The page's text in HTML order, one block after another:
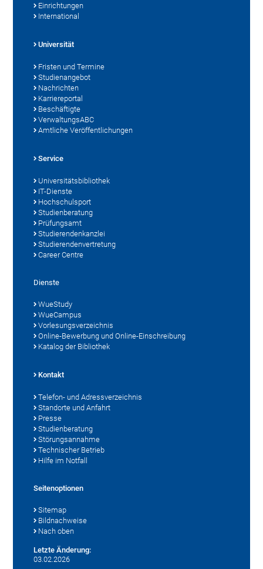
Einrichtungen
International
Universität
Fristen und Termine
Studienangebot
Nachrichten
Karriereportal
Beschäftigte
VerwaltungsABC
Amtliche Veröffentlichungen
Service
Universitätsbibliothek
IT-Dienste
Hochschulsport
Studienberatung
Prüfungsamt
Studierendenkanzlei
Studierendenvertretung
Career Centre
Dienste
WueStudy
WueCampus
Vorlesungsverzeichnis
Online-Bewerbung und Online-Einschreibung
Katalog der Bibliothek
Kontakt
Telefon- und Adressverzeichnis
Standorte und Anfahrt
Presse
Studienberatung
Störungsannahme
Technischer Betrieb
Hilfe im Notfall
Seitenoptionen
Sitemap
Bildnachweise
Nach oben
Letzte Änderung:
03.02.2026